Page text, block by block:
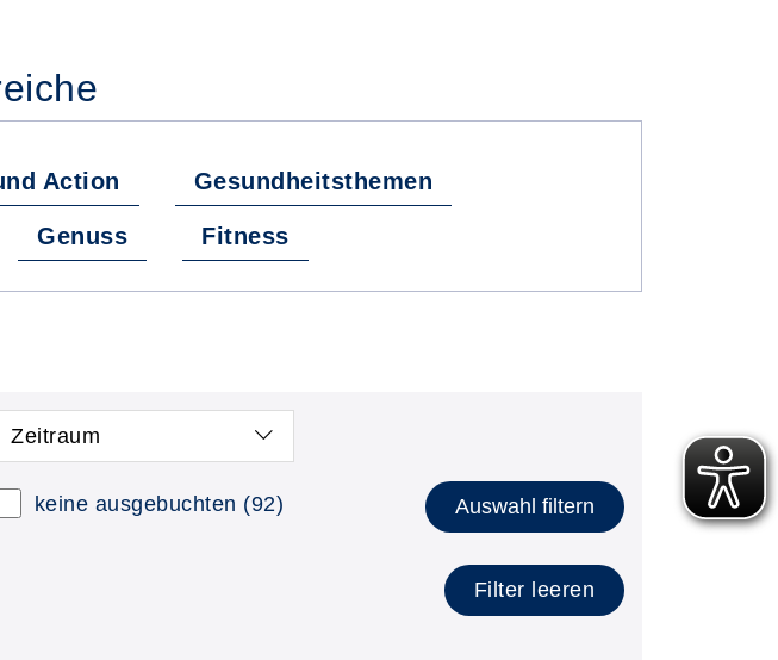
Action Gesundheitsthemen
Genuss Fitness
Zeitraum
mit freien Plätzen anzeigen
keine ausgebuchten (92) Auswahl filtern
Filter leeren